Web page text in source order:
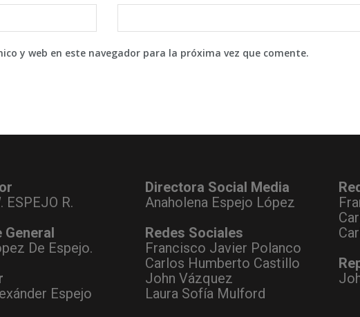
y web en este navegador para la próxima vez que comente.
ESPEJO R.
General
De Espejo.
Espejo
Directora Social Media
Anaholena Espejo López
Redes Sociales
Francisco Javier Polanco
Carlos Humberto Castillo
John Vázquez
Laura Sofía Mulford